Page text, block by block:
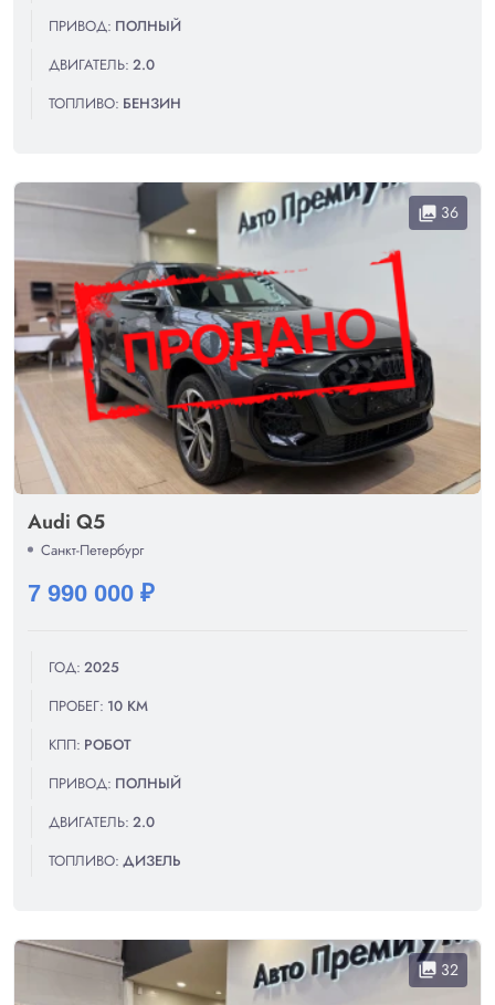
ПРИВОД: ПОЛНЫЙ
ДВИГАТЕЛЬ: 2.0
ТОПЛИВО: БЕНЗИН
collections 36
Audi Q5
Санкт-Петербург
7 990 000 ₽
ГОД: 2025
ПРОБЕГ: 10 КМ
КПП: РОБОТ
ПРИВОД: ПОЛНЫЙ
ДВИГАТЕЛЬ: 2.0
ТОПЛИВО: ДИЗЕЛЬ
collections 32